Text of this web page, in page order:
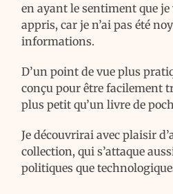
en ayant le sentiment que je
appris, car je n’ai pas été
informations.
D’un point de vue plus
conçu pour être facilement
plus petit qu’un livre de
Je découvrirai avec plaisir
collection, qui s’attaque
politiques que